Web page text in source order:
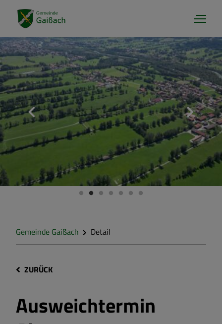
Gemeinde Gaißach Detail
ZURÜCK
Ausweichtermin